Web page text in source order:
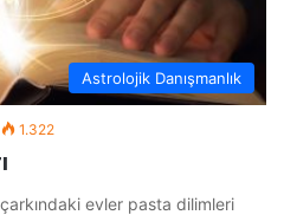
Astrolojik Danışmanlık
1.322
evler pasta dilimleri